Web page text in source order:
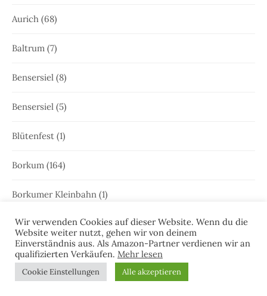
Aurich (68)
Baltrum (7)
Bensersiel (8)
Bensersiel (5)
Blütenfest (1)
Borkum (164)
Borkumer Kleinbahn (1)
Bünting Teemuseum(1)
Camping(5)
Carolinensiel(15)
Wir verwenden Cookies auf dieser Website. Wenn du die
Website weiter nutzt, gehen wir von deinem
Einverständnis aus. Als Amazon-Partner verdienen wir an
qualifizierten Verkäufen. Mehr lesen
Cookie Einstellungen Alle akzeptieren